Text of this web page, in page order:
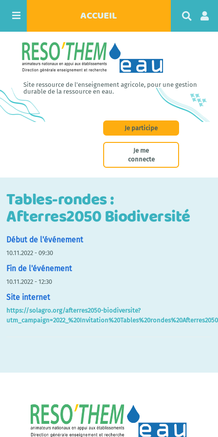
ACCUEIL
c
e
r
Site ressource de l'enseignement agricole, pour une gestion
durable de la ressource en eau.
Je participe
Je me
connecte
Tables-rondes :
Afterres2050 Biodiversité
Début de l'événement
10.11.2022 - 09:30
Fin de l'événement
10.11.2022 - 12:30
Site internet
https://solagro.org/afterres2050-biodiversite?